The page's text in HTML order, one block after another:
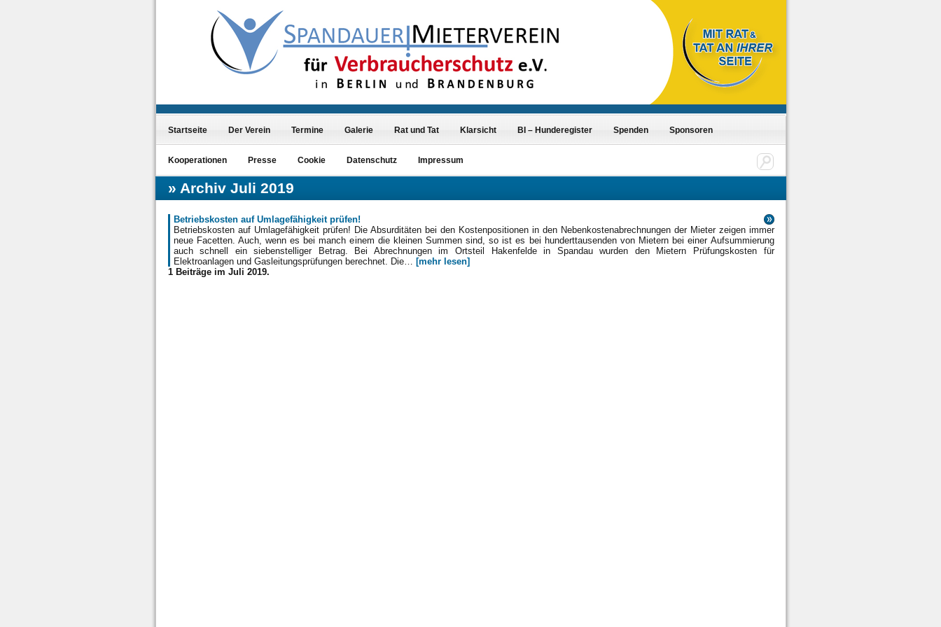
Startseite Der Verein Termine Galerie Rat und Tat Klarsicht BI – Hunderegister Spenden Sponsoren
Kooperationen Presse Cookie Datenschutz Impressum
Archiv Juli 2019
Betriebskosten auf Umlagefähigkeit prüfen!
Betriebskosten auf Umlagefähigkeit prüfen! Die Absurditäten bei den Kostenpositionen in den Nebenkostenabrechnungen der Mieter zeigen immer
neue Facetten. Auch, wenn es bei manch einem die kleinen Summen sind, so ist es bei hunderttausenden von Mietern bei einer Aufsummierung
auch schnell ein siebenstelliger Betrag. Bei Abrechnungen im Ortsteil Hakenfelde in Spandau wurden den Mietern Prüfungskosten für
Elektroanlagen und Gasleitungsprüfungen berechnet. Die… [mehr lesen]
1 Beiträge im Juli 2019.